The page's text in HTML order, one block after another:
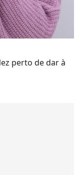
perto de dar à